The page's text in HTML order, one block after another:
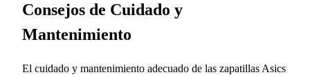
Consejos de Cuidado y
Mantenimiento
El cuidado y mantenimiento adecuado de las zapatillas Asics